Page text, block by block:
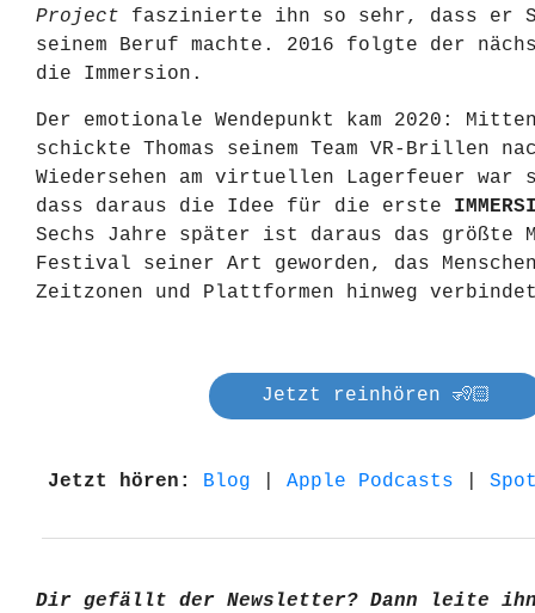
Project faszinierte ihn so sehr, dass er
seinem Beruf machte. 2016 folgte der
die Immersion.
Der emotionale Wendepunkt kam 2020:
schickte Thomas seinem Team VR-Brillen
Wiedersehen am virtuellen Lagerfeuer
dass daraus die Idee für die erste
Sechs Jahre später ist daraus das größte
Festival seiner Art geworden, das
Zeitzonen und Plattformen hinweg
Jetzt reinhören 🧏🏻
Jetzt hören: Blog Apple Podcasts
Dir gefällt der Newsletter? Dann leite